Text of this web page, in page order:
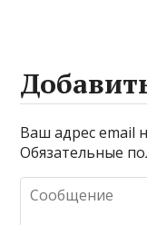
Ваш адрес email
Обязательные